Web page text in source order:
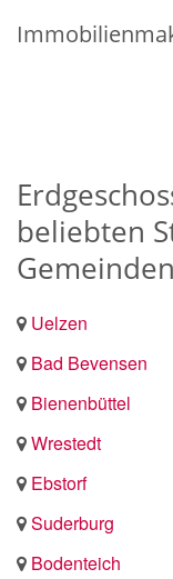
beliebten
Uelzen
Bad Bevensen
Bienenbüttel
Wrestedt
Ebstorf
Suderburg
Bodenteich